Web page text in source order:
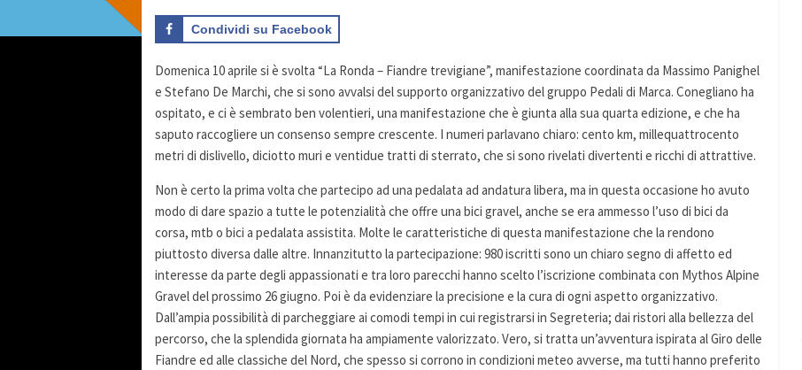
Condividi su Facebook
Domenica 10 aprile si è svolta “La Ronda – Fiandre trevigiane”, manifestazione coordinata da Massimo Panighel
e Stefano De Marchi, che si sono avvalsi del supporto organizzativo del gruppo Pedali di Marca. Conegliano ha
ospitato, e ci è sembrato ben volentieri, una manifestazione che è giunta alla sua quarta edizione, e che ha
saputo raccogliere un consenso sempre crescente. I numeri parlavano chiaro: cento km, millequattrocento
metri di dislivello, diciotto muri e ventidue tratti di sterrato, che si sono rivelati divertenti e ricchi di attrattive.
Non è certo la prima volta che partecipo ad una pedalata ad andatura libera, ma in questa occasione ho avuto
modo di dare spazio a tutte le potenzialità che offre una bici gravel, anche se era ammesso l’uso di bici da
corsa, mtb o bici a pedalata assistita. Molte le caratteristiche di questa manifestazione che la rendono
piuttosto diversa dalle altre. Innanzitutto la partecipazione: 980 iscritti sono un chiaro segno di affetto ed
interesse da parte degli appassionati e tra loro parecchi hanno scelto l’iscrizione combinata con Mythos Alpine
Gravel del prossimo 26 giugno. Poi è da evidenziare la precisione e la cura di ogni aspetto organizzativo.
Dall’ampia possibilità di parcheggiare ai comodi tempi in cui registrarsi in Segreteria; dai ristori alla bellezza del
percorso, che la splendida giornata ha ampiamente valorizzato. Vero, si tratta un’avventura ispirata al Giro delle
Fiandre ed alle classiche del Nord, che spesso si corrono in condizioni meteo avverse, ma tutti hanno preferito